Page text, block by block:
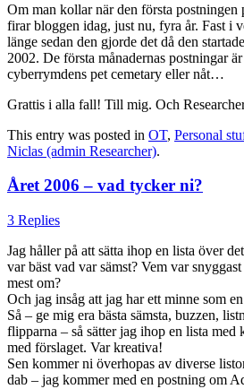
Om man kollar när den första postningen
firar bloggen idag, just nu, fyra år. Fast i
länge sedan den gjorde det då den
2002. De första månadernas postningar
cyberrymdens pet cemetary eller nåt…
Grattis i alla fall! Till mig. Och
This entry was posted in OT, Personal
Niclas (admin Researcher).
Året 2006 – vad tycker ni?
3 Replies
Jag håller på att sätta ihop en lista över
var bäst vad var sämst? Vem var
mest om?
Och jag insåg att jag har ett minne som
Så – ge mig era bästa sämsta, buzzen,
flipparna – så sätter jag ihop en lista
med förslaget. Var kreativa!
Sen kommer ni överhopas av diverse
dab – jag kommer med en postning om